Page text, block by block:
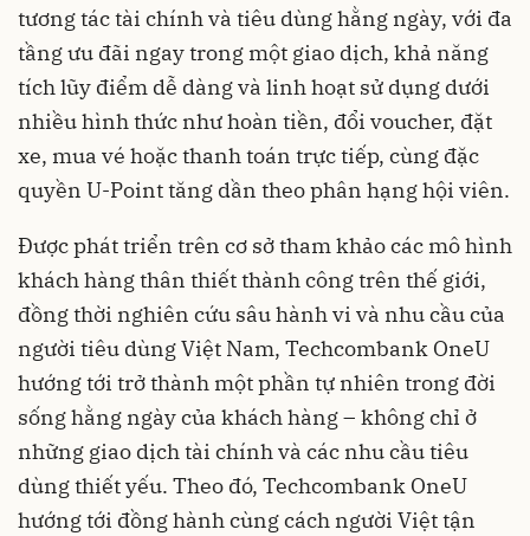
tương tác tài chính và tiêu dùng hằng ngày, với đa
tầng ưu đãi ngay trong một giao dịch, khả năng
tích lũy điểm dễ dàng và linh hoạt sử dụng dưới
nhiều hình thức như hoàn tiền, đổi voucher, đặt
xe, mua vé hoặc thanh toán trực tiếp, cùng đặc
quyền U-Point tăng dần theo phân hạng hội viên.
Được phát triển trên cơ sở tham khảo các mô hình
khách hàng thân thiết thành công trên thế giới,
đồng thời nghiên cứu sâu hành vi và nhu cầu của
người tiêu dùng Việt Nam, Techcombank OneU
hướng tới trở thành một phần tự nhiên trong đời
sống hằng ngày của khách hàng – không chỉ ở
những giao dịch tài chính và các nhu cầu tiêu
dùng thiết yếu. Theo đó, Techcombank OneU
hướng tới đồng hành cùng cách người Việt tận